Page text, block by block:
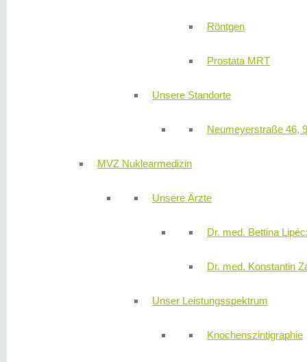
Röntgen
Prostata MRT
Unsere Standorte
Neumeyerstraße 46,
MVZ Nuklearmedizin
Unsere Ärzte
Dr. med. Bettina
Dr. med. Konstantin
Unser Leistungsspektrum
Knochenszintigraphie